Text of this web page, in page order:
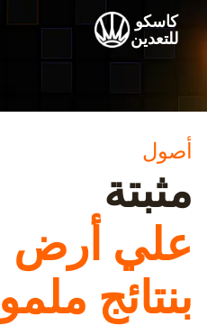
كاسكو
للتعدين
أصول
مثبتة
علي أرض
بنتائج